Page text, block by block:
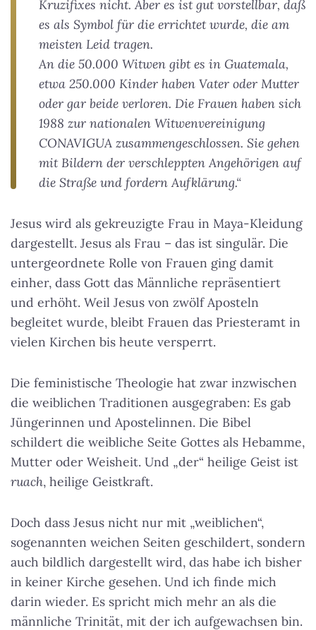
Kruzifixes nicht. Aber es ist gut vorstellbar, daß
es als Symbol für die errichtet wurde, die am
meisten Leid tragen.
An die 50.000 Witwen gibt es in Guatemala,
etwa 250.000 Kinder haben Vater oder Mutter
oder gar beide verloren. Die Frauen haben sich
1988 zur nationalen Witwenvereinigung
CONAVIGUA zusammengeschlossen. Sie gehen
mit Bildern der verschleppten Angehörigen auf
die Straße und fordern Aufklärung.“
Jesus wird als gekreuzigte Frau in Maya-Kleidung
dargestellt. Jesus als Frau – das ist singulär. Die
untergeordnete Rolle von Frauen ging damit
einher, dass Gott das Männliche repräsentiert
und erhöht. Weil Jesus von zwölf Aposteln
begleitet wurde, bleibt Frauen das Priesteramt in
vielen Kirchen bis heute versperrt.
Die feministische Theologie hat zwar inzwischen
die weiblichen Traditionen ausgegraben: Es gab
Jüngerinnen und Apostelinnen. Die Bibel
schildert die weibliche Seite Gottes als Hebamme,
Mutter oder Weisheit. Und „der“ heilige Geist ist
ruach, heilige Geistkraft.
Doch dass Jesus nicht nur mit „weiblichen“,
sogenannten weichen Seiten geschildert, sondern
auch bildlich dargestellt wird, das habe ich bisher
in keiner Kirche gesehen. Und ich finde mich
darin wieder. Es spricht mich mehr an als die
männliche Trinität, mit der ich aufgewachsen bin.